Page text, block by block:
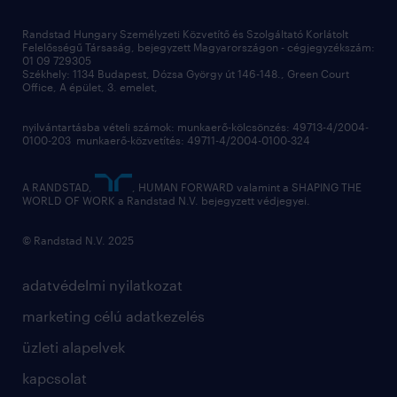
megtartás
munkahelyi teljesítmény
toborzás
munkaerőpiac
hírlevél
adatvédelmi nyilatkozat
marketing célú adatkezelés
üzleti alapelvek
kapcsolat
Randstad Hungary Személyzeti Közvetítő és Szolgáltató Korlátolt
Felelősségű Társaság, bejegyzett Magyarországon - cégjegyzékszám:
01 09 729305
Székhely: 1134 Budapest, Dózsa György út 146-148., Green Court
Office, A épület, 3. emelet,
nyilvántartásba vételi számok: munkaerő-kölcsönzés: 49713-4/2004-
0100-203 munkaerő-közvetítés: 49711-4/2004-0100-324
A RANDSTAD,
, HUMAN FORWARD valamint a SHAPING THE
WORLD OF WORK a Randstad N.V. bejegyzett védjegyei.
© Randstad N.V. 2025